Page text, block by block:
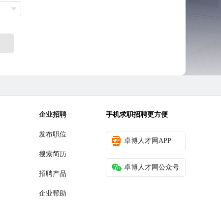
企业招聘
发布职位
搜索简历
招聘产品
企业帮助
手机求职招聘更方便
卓博人才网APP
卓博人才网公众号